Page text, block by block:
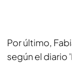
Por último,
según el diario